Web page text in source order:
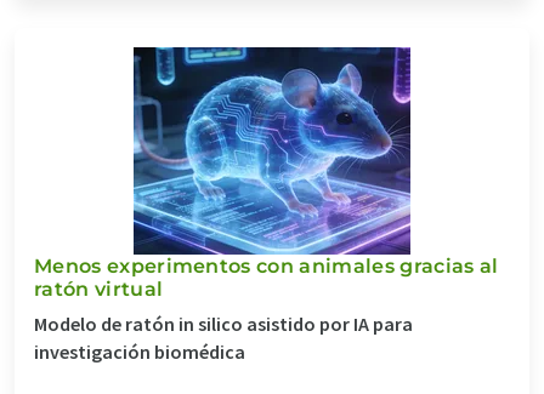
Menos experimentos con animales gracias al
ratón virtual
Modelo de ratón in silico asistido por IA para
investigación biomédica